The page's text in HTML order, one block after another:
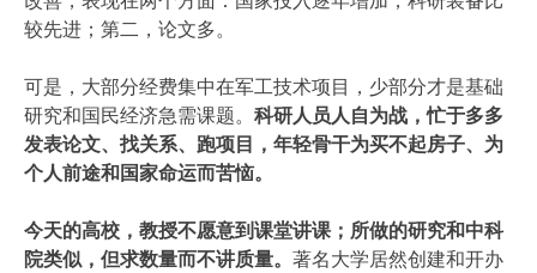
较先进；第二，论文多。
可是，大部分经费集中在军工技术项目，少部分才是基础
研究和国民经济急需课题。 科研人员人自为战，忙于多多
发表论文、找关系、跑项目，年轻骨干为买不起房子、为
个人前途和国家命运而苦恼。
今天的高校，教授不愿意到课堂讲课；所做的研究和中科
院类似，但求数量而不讲质量。 著名大学居然创建和开办